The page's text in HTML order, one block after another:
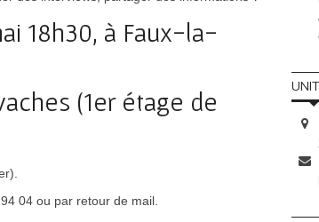
18h30, à Faux-la-
(1er étage de
04 ou par retour de mail.